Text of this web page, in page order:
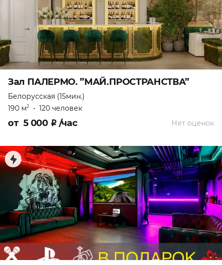
Зал ПАЛЕРМО. ”МАЙ.ПРОСТРАНСТВА”
Белорусская (15мин.)
190 м2 • 120 человек
Нет оценок
от 5 000 ₽ /час